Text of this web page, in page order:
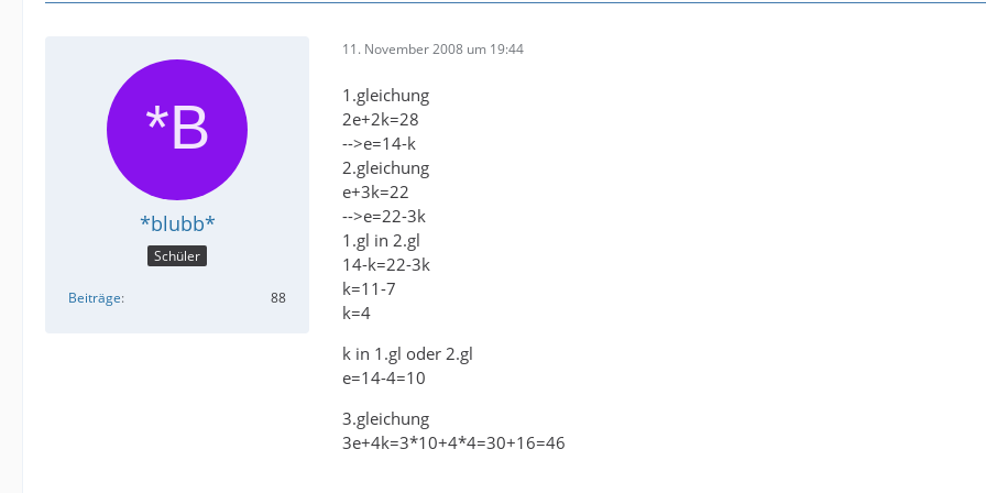
*blubb*
Schüler
Beiträge 88
11. November 2008 um 19:44
1.gleichung
2e+2k=28
-->e=14-k
2.gleichung
e+3k=22
-->e=22-3k
1.gl in 2.gl
14-k=22-3k
k=11-7
k=4
k in 1.gl oder 2.gl
e=14-4=10
3.gleichung
3e+4k=3*10+4*4=30+16=46